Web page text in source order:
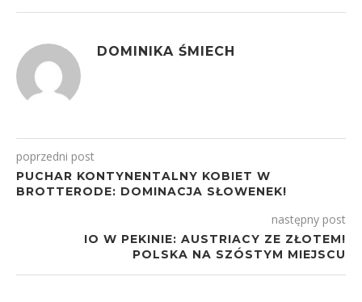
DOMINIKA ŚMIECH
poprzedni post
PUCHAR KONTYNENTALNY KOBIET W
BROTTERODE: DOMINACJA SŁOWENEK!
następny post
IO W PEKINIE: AUSTRIACY ZE ZŁOTEM!
POLSKA NA SZÓSTYM MIEJSCU